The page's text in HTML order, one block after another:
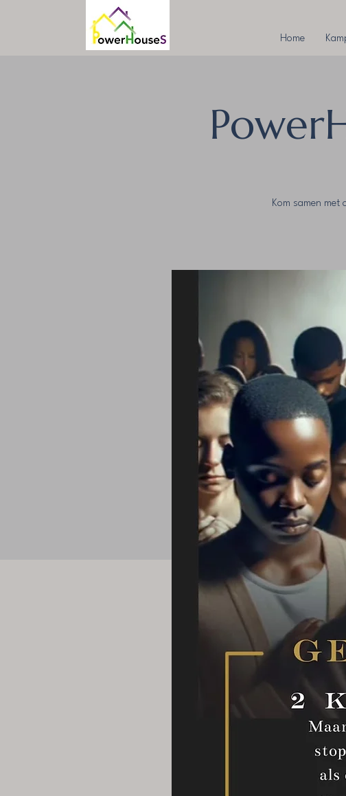
Home
Kom samen